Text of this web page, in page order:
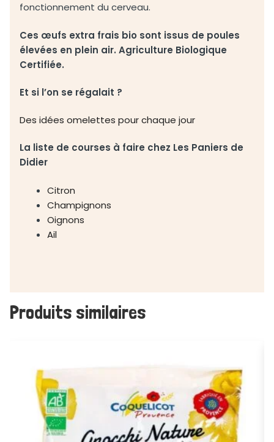
fonctionnement du cerveau.
Ces œufs extra frais bio sont issus de poules
élevées en plein air. Agriculture Biologique
Certifiée.
Et si l’on se régalait ?
Des idées omelettes pour chaque jour
La liste de courses à faire chez Les Paniers de
Didier
Citron
Champignons
Oignons
Ail
Produits similaires